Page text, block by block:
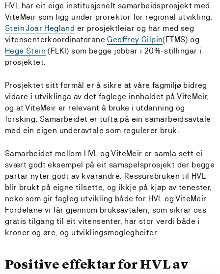
HVL har eit eige institusjonelt samarbeidsprosjekt med
ViteMeir som ligg under prorektor for regional utvikling.
Stein Joar Hegland er prosjektleiar og har med seg
vitensenterkoordinatoraneGeoffrey Gilpin(FTMS) og
Hege Stein (FLKI) som begge jobbar i 20%-stillingar i
prosjektet.
Prosjektet sitt formål er å sikre at våre fagmiljø bidreg
vidare i utviklinga av det faglege innhaldet på ViteMeir,
og at ViteMeir er relevant å bruke i utdanning og
forsking. Samarbeidet er tufta på ein samarbeidsavtale
med ein eigen underavtale som regulerer bruk.
Samarbeidet mellom HVL og ViteMeir er samla sett ei
svært godt eksempel på eit samspelsprosjekt der begge
partar nyter godt av kvarandre. Ressursbruken til HVL
blir brukt på eigne tilsette, og ikkje på kjøp av tenester,
noko som gir fagleg utvikling både for HVL og ViteMeir.
Fordelane vi får gjennom bruksavtalen, som sikrar oss
gratis tilgang til eit vitensenter, har stor verdi både i
kroner og øre, og utviklingsmoglegheiter
Positive effektar for HVL av